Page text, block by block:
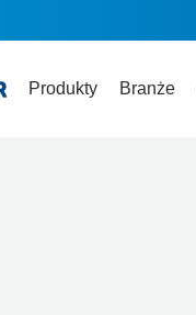
Produkty Branże